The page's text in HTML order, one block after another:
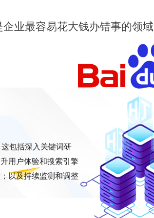
企业最容易花大钱办错事的领域
包括深入关键词研
用户体验和搜索引擎
以及持续监测和调整